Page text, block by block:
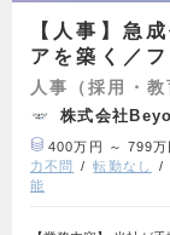
【人事】急
アを築く／
人事（採用・教
株式会社
400万円 ～ 799万
力不問
転勤なし
能